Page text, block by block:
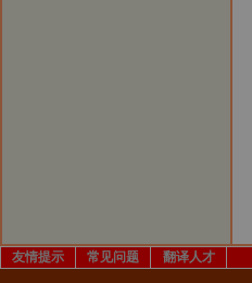
友情提示 常见问题 翻译人才